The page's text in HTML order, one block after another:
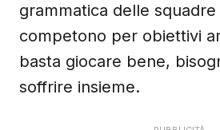
grammatica delle squadre
competono per obiettivi
basta giocare bene,
soffrire insieme.